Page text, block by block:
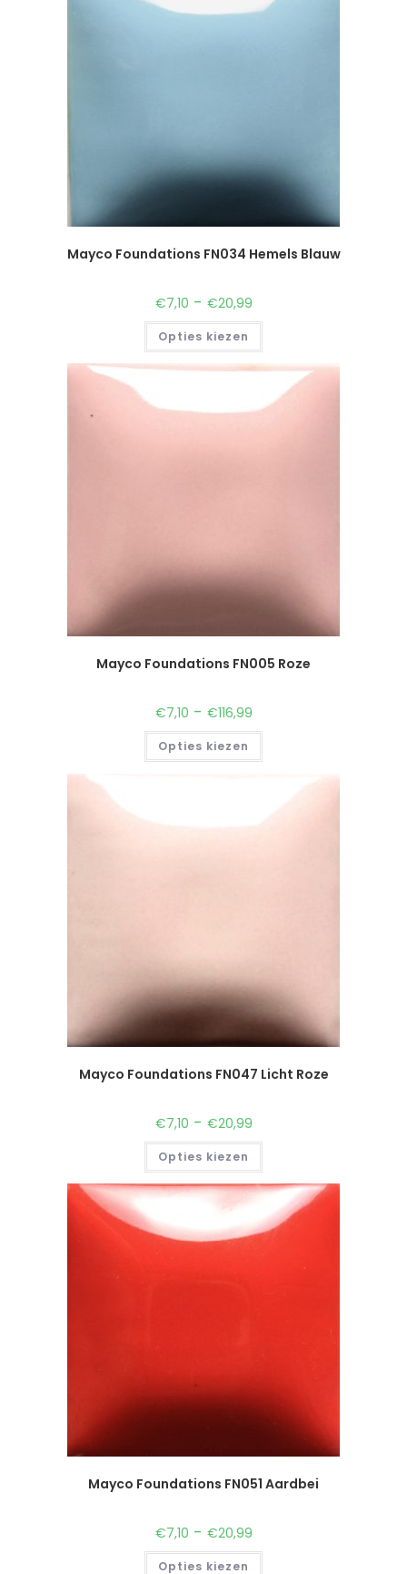
Mayco Foundations FN034 Hemels Blauw
€7,10 - €20,99
Opties kiezen
Mayco Foundations FN005 Roze
€7,10 - €116,99
Opties kiezen
Mayco Foundations FN047 Licht Roze
€7,10 - €20,99
Opties kiezen
Mayco Foundations FN051 Aardbei
€7,10 - €20,99
Opties kiezen